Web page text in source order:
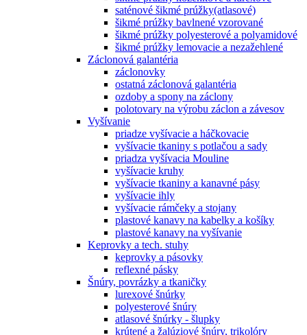
saténové šikmé prúžky(atlasové)
šikmé prúžky bavlnené vzorované
šikmé prúžky polyesterové a polyamidové
šikmé prúžky lemovacie a nezažehlené
Záclonová galantéria
záclonovky
ostatná záclonová galantéria
ozdoby a spony na záclony
polotovary na výrobu záclon a závesov
Vyšívanie
priadze vyšívacie a háčkovacie
vyšívacie tkaniny s potlačou a sady
priadza vyšívacia Mouline
vyšívacie kruhy
vyšívacie tkaniny a kanavné pásy
vyšívacie ihly
vyšívacie rámčeky a stojany
plastové kanavy na kabelky a košíky
plastové kanavy na vyšívanie
Keprovky a tech. stuhy
keprovky a pásovky
reflexné pásky
Šnúry, povrázky a tkaničky
lurexové šnúrky
polyesterové šnúry
atlasové šnúrky - šlupky
krútené a žalúziové šnúry, trikolóry